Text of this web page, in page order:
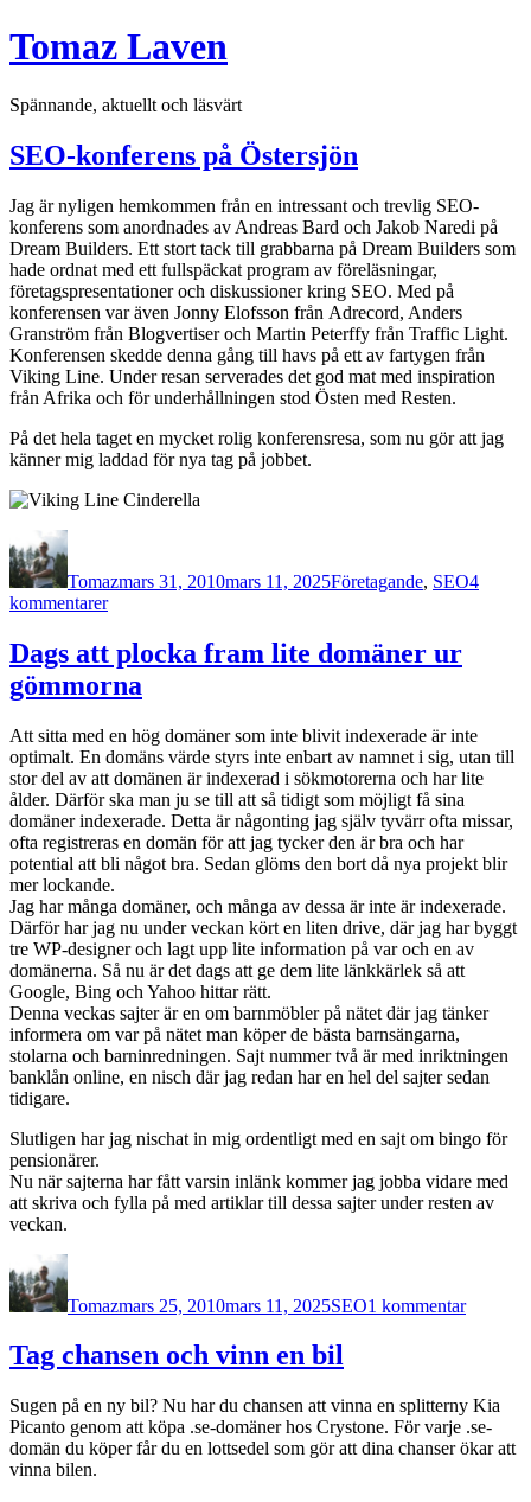
Hoppa
till
Tomaz Laven
Spännande, aktuellt och läsvärt
SEO-konferens på Östersjön
Jag är nyligen hemkommen från en intressant och trevlig SEO-
konferens som anordnades av Andreas Bard och Jakob Naredi på
Dream Builders. Ett stort tack till grabbarna på Dream Builders som
hade ordnat med ett fullspäckat program av föreläsningar,
företagspresentationer och diskussioner kring SEO. Med på
konferensen var även Jonny Elofsson från Adrecord, Anders
Granström från Blogvertiser och Martin Peterffy från Traffic Light.
Konferensen skedde denna gång till havs på ett av fartygen från
Viking Line. Under resan serverades det god mat med inspiration
från Afrika och för underhållningen stod Östen med Resten.
På det hela taget en mycket rolig konferensresa, som nu gör att jag
känner mig laddad för nya tag på jobbet.
Författare
Tomazmars 31, 2010mars 11, 2025Företagande, SEO4
kommentarertill
konferens
på
Östersjön
Dags att plocka fram lite domäner ur
gömmorna
Att sitta med en hög domäner som inte blivit indexerade är inte
optimalt. En domäns värde styrs inte enbart av namnet i sig, utan till
stor del av att domänen är indexerad i sökmotorerna och har lite
ålder. Därför ska man ju se till att så tidigt som möjligt få sina
domäner indexerade. Detta är någonting jag själv tyvärr ofta missar,
ofta registreras en domän för att jag tycker den är bra och har
potential att bli något bra. Sedan glöms den bort då nya projekt blir
mer lockande.
Jag har många domäner, och många av dessa är inte är indexerade.
Därför har jag nu under veckan kört en liten drive, där jag har byggt
tre WP-designer och lagt upp lite information på var och en av
domänerna. Så nu är det dags att ge dem lite länkkärlek så att
Google, Bing och Yahoo hittar rätt.
Denna veckas sajter är en om barnmöbler på nätet där jag tänker
informera om var på nätet man köper de bästa barnsängarna,
stolarna och barninredningen. Sajt nummer två är med inriktningen
banklån online, en nisch där jag redan har en hel del sajter sedan
tidigare.
Slutligen har jag nischat in mig ordentligt med en sajt om bingo för
pensionärer.
Nu när sajterna har fått varsin inlänk kommer jag jobba vidare med
att skriva och fylla på med artiklar till dessa sajter under resten av
veckan.
Författare
Tomazmars 25, 2010mars 11, 2025SEO1 kommentaratt
ur
Tag chansen och vinn en bil
Sugen på en ny bil? Nu har du chansen att vinna en splitterny Kia
Picanto genom att köpa .se-domäner hos Crystone. För varje .se-
domän du köper får du en lottsedel som gör att dina chanser ökar att
vinna bilen.